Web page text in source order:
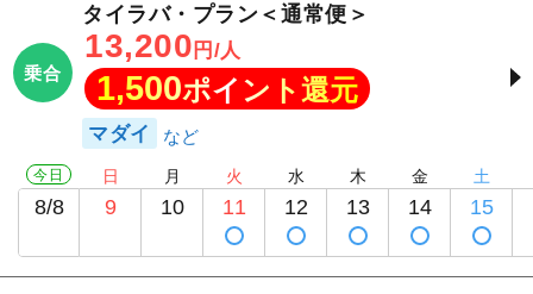
乗合
タイラバ・プラン＜通常便＞
13,200 円/人
1,500ポイント還元
マダイ
今日
8/8
日
9
月
10
火
11
水
12
木
13
金
14
土
15